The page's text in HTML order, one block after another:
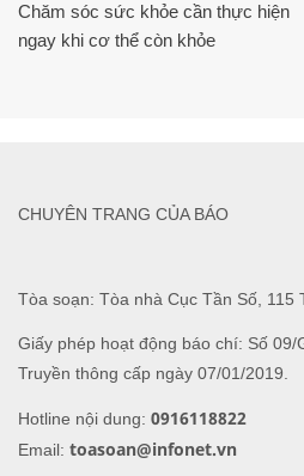
Chăm sóc sức khỏe cần thực hiện
ngay khi cơ thể còn khỏe
Tòa soạn: Tòa nhà Cục Tần Số, 115
Giấy phép hoạt động báo chí: Số 09/
Truyền thông cấp ngày 07/01/2019.
Hotline nội dung: 0916118822
Email: toasoan@infonet.vn
CHUYÊN TRANG CỦA BÁO